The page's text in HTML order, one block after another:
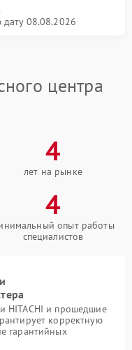
08.08.2026
центра
4
лет на рынке
4
опыт работы
специалистов
HITACHI и прошедшие
корректную
гарантийных